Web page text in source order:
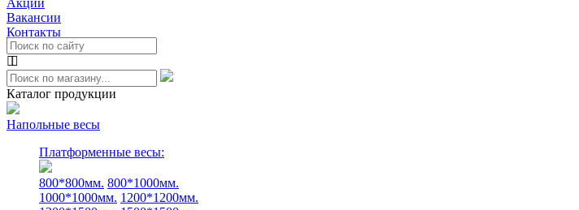
Акции
Вакансии
Контакты
Каталог продукции
Напольные весы
Платформенные весы:
800*800мм. 800*1000мм.
1000*1000мм. 1200*1200мм.